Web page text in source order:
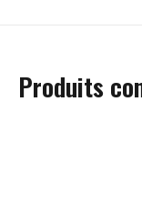
Produits